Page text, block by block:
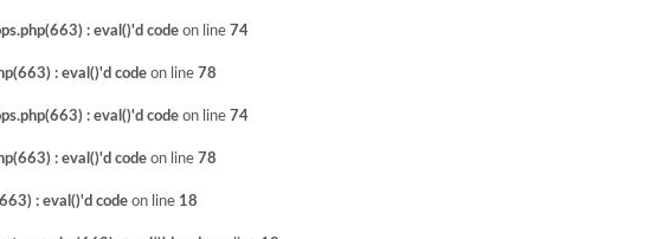
: eval()'d code on line 74
: eval()'d code on line 78
: eval()'d code on line 74
: eval()'d code on line 78
: eval()'d code on line 18